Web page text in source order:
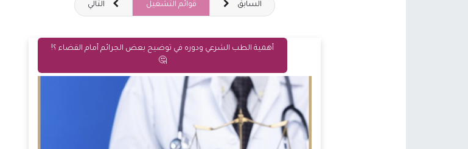
التالي قوائم التشغيل السابق
أهمية الطب الشرعي ودوره في توضيح بعض الجرائم أمام القضاء ؟!
🤔